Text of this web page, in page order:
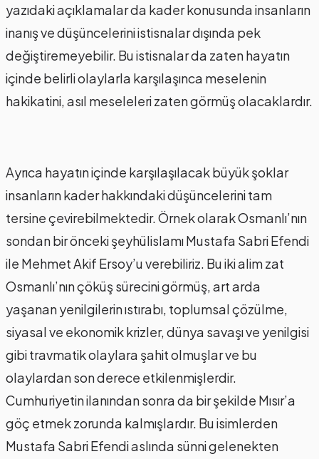
yazıdaki açıklamalar da kader konusunda insanların
inanış ve düşüncelerini istisnalar dışında pek
değiştiremeyebilir. Bu istisnalar da zaten hayatın
içinde belirli olaylarla karşılaşınca meselenin
hakikatini, asıl meseleleri zaten görmüş olacaklardır.
Ayrıca hayatın içinde karşılaşılacak büyük şoklar
insanların kader hakkındaki düşüncelerini tam
tersine çevirebilmektedir. Örnek olarak Osmanlı’nın
sondan bir önceki şeyhülislamı Mustafa Sabri Efendi
ile Mehmet Akif Ersoy’u verebiliriz. Bu iki alim zat
Osmanlı’nın çöküş sürecini görmüş, art arda
yaşanan yenilgilerin ıstırabı, toplumsal çözülme,
siyasal ve ekonomik krizler, dünya savaşı ve yenilgisi
gibi travmatik olaylara şahit olmuşlar ve bu
olaylardan son derece etkilenmişlerdir.
Cumhuriyetin ilanından sonra da bir şekilde Mısır’a
göç etmek zorunda kalmışlardır. Bu isimlerden
Mustafa Sabri Efendi aslında sünni gelenekten